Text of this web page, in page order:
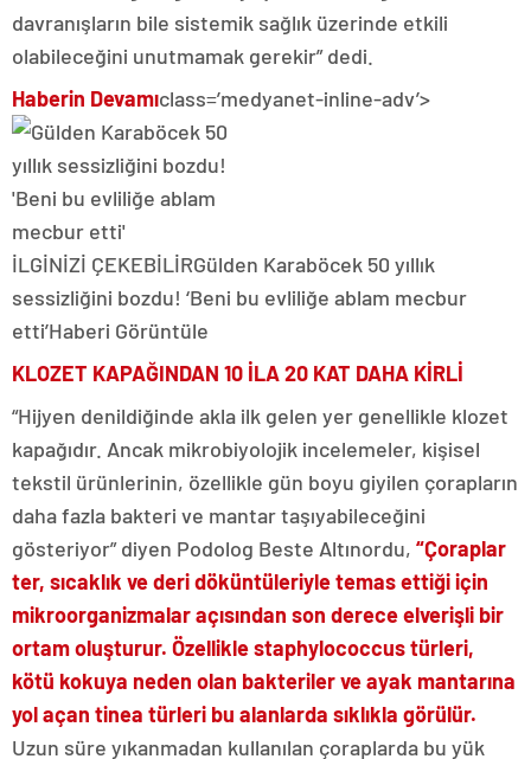
davranışların bile sistemik sağlık üzerinde etkili
olabileceğini unutmamak gerekir” dedi.
Haberin Devamıclass=’medyanet-inline-adv’>
İLGİNİZİ ÇEKEBİLİRGülden Karaböcek 50 yıllık
sessizliğini bozdu! ‘Beni bu evliliğe ablam mecbur
etti’Haberi Görüntüle
KLOZET KAPAĞINDAN 10 İLA 20 KAT DAHA KİRLİ
“Hijyen denildiğinde akla ilk gelen yer genellikle klozet
kapağıdır. Ancak mikrobiyolojik incelemeler, kişisel
tekstil ürünlerinin, özellikle gün boyu giyilen çorapların
daha fazla bakteri ve mantar taşıyabileceğini
gösteriyor” diyen Podolog Beste Altınordu, “Çoraplar
ter, sıcaklık ve deri döküntüleriyle temas ettiği için
mikroorganizmalar açısından son derece elverişli bir
ortam oluşturur. Özellikle staphylococcus türleri,
kötü kokuya neden olan bakteriler ve ayak mantarına
yol açan tinea türleri bu alanlarda sıklıkla görülür.
Uzun süre yıkanmadan kullanılan çoraplarda bu yük